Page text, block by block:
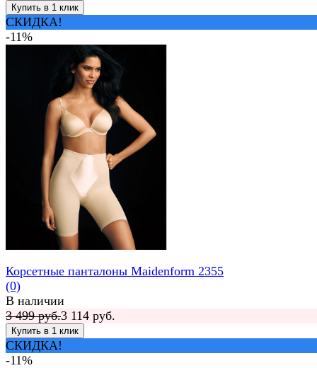
СКИДКА!
-11%
Корсетные панталоны Maidenform 2355
(0)
В наличии
3 499 руб.3 114 руб.
СКИДКА!
-11%